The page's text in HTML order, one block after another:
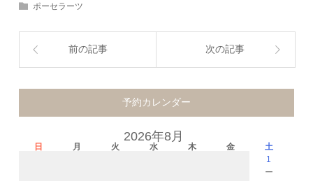
ポーセラーツ
前の記事 次の記事
予約カレンダー
2026年8月
日 月 火 水 木 金
土
1
－